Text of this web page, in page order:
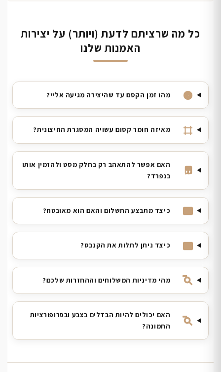
כל מה שרציתם לדעת (ויותר) על יצירות
האמנות שלנו
מהו זמן הקסם עד שהיצירה מגיעה אליי?
מאיזה חומר קסום עשויה המסגרת החיצונית?
האם אפשר להתאהב רק בחלק מסט ולהזמין אותו
בנפרד?
כיצד מתבצע התשלום והאם הוא מאובטח?
כיצד ניתן לתלות את הקנבס?
מהי מדיניות המשלוחים וההחזרות שלכם?
האם יכולים להיות הבדלים בצבע ובפרופורציות
התמונה?